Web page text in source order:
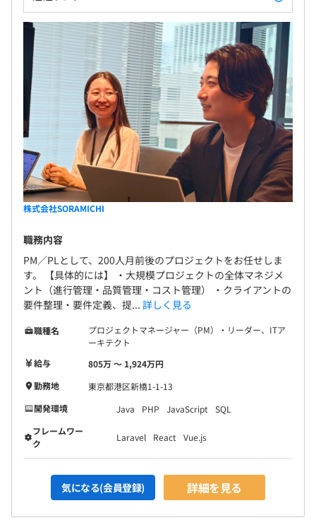
株式会社SORAMICHI
職務内容
PM／PLとして、200人月前後のプロジェクトをお任せしま
す。 【具体的には】 ・大規模プロジェクトの全体マネジメ
ント（進行管理・品質管理・コスト管理） ・クライアントの
要件整理・要件定義、提... 詳しく見る
職種名
プロジェクトマネージャー（PM）・リーダー、ITア
ーキテクト
給与
805万 〜 1,924万円
勤務地
東京都港区新橋1-1-13
開発環境
Java PHP JavaScript
SQL
フレームワー
ク
Laravel React Vue.js
気になる(会員登録) 詳細を見る